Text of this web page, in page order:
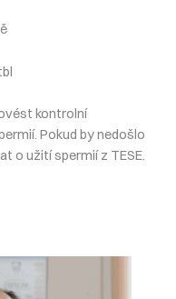
kontrolní
Pokud by nedošlo
o užití spermií z TESE.